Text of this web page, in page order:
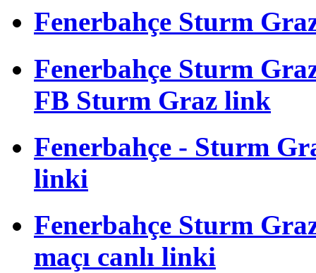
Fenerbahçe Sturm
Fenerbahçe Sturm
FB Sturm Graz link
Fenerbahçe - Sturm
linki
Fenerbahçe Sturm
maçı canlı linki